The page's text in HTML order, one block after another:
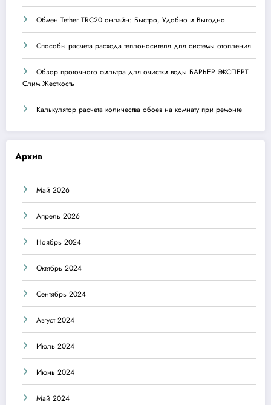
Обмен Tether TRC20 онлайн: Быстро, Удобно и Выгодно
Способы расчета расхода теплоносителя для системы отопления
Обзор проточного фильтра для очистки воды БАРЬЕР ЭКСПЕРТ
Слим Жесткость
Калькулятор расчета количества обоев на комнату при ремонте
Архив
Май 2026
Апрель 2026
Ноябрь 2024
Октябрь 2024
Сентябрь 2024
Август 2024
Июль 2024
Июнь 2024
Май 2024